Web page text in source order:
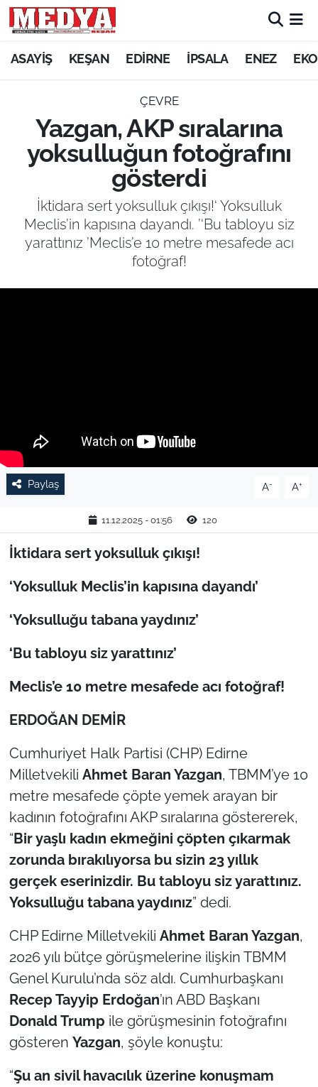
ASAYİŞ KEŞAN EDİRNE İPSALA ENEZ
ÇEVRE
Yazgan, AKP sıralarına
yoksulluğun fotoğrafını
gösterdi
İktidara sert yoksulluk çıkışı!‘ Yoksulluk
Meclis’in kapısına dayandı. ’‘Bu tabloyu siz
yarattınız ’Meclis’e 10 metre mesafede acı
fotoğraf!
Paylaş A- A+
11.12.2025 - 01:56 120
İktidara sert yoksulluk çıkışı!
‘Yoksulluk Meclis’in kapısına dayandı’
‘Yoksulluğu tabana yaydınız’
‘Bu tabloyu siz yarattınız’
Meclis’e 10 metre mesafede acı fotoğraf!
ERDOĞAN DEMİR
Cumhuriyet Halk Partisi (CHP) Edirne
Milletvekili Ahmet Baran Yazgan, TBMM’ye 10
metre mesafede çöpte yemek arayan bir
kadının fotoğrafını AKP sıralarına göstererek,
“Bir yaşlı kadın ekmeğini çöpten çıkarmak
zorunda bırakılıyorsa bu sizin 23 yıllık
gerçek eserinizdir. Bu tabloyu siz yarattınız.
Yoksulluğu tabana yaydınız” dedi.
CHP Edirne Milletvekili Ahmet Baran Yazgan,
2026 yılı bütçe görüşmelerine ilişkin TBMM
Genel Kurulu’nda söz aldı. Cumhurbaşkanı
Recep Tayyip Erdoğan’ın ABD Başkanı
Donald Trump ile görüşmesinin fotoğrafını
gösteren Yazgan, şöyle konuştu:
“Şu an sivil havacılık üzerine konuşmam
KEŞAN
ASAYİŞ
SİYASET
GÜNDEM
EKONOMİ
SPOR
YAŞAM
TEKİRDAĞ
Genel
Politika
Flaş Haber
Dış Haberler
İş Dünyası
Bilim Teknoloji
English News
Canlı Maç